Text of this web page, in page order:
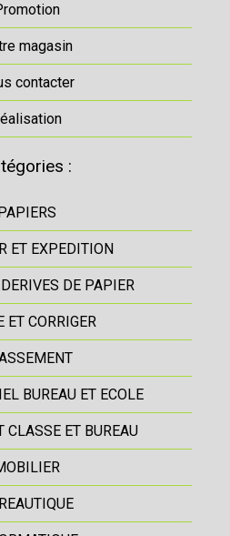
magasin
contacter
:
ET EXPEDITION
DE PAPIER
ET CORRIGER
BUREAU ET ECOLE
CLASSE ET BUREAU